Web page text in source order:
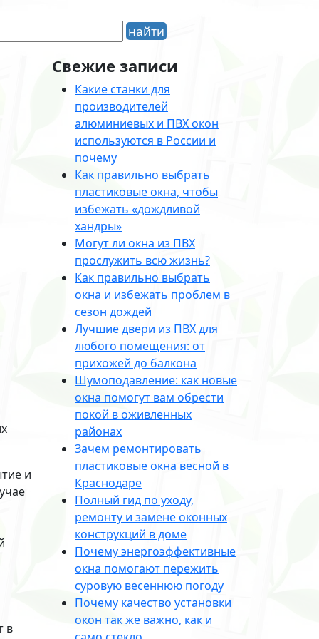
и
в
Свежие записи
Какие станки для
производителей
алюминиевых и ПВХ окон
используются в России и
почему
Как правильно выбрать
пластиковые окна, чтобы
избежать «дождливой
хандры»
Могут ли окна из ПВХ
прослужить всю жизнь?
Как правильно выбрать
окна и избежать проблем в
сезон дождей
Лучшие двери из ПВХ для
любого помещения: от
прихожей до балкона
Шумоподавление: как новые
окна помогут вам обрести
покой в оживленных
районах
Зачем ремонтировать
пластиковые окна весной в
Краснодаре
Полный гид по уходу,
ремонту и замене оконных
конструкций в доме
Почему энергоэффективные
окна помогают пережить
суровую весеннюю погоду
Почему качество установки
окон так же важно, как и